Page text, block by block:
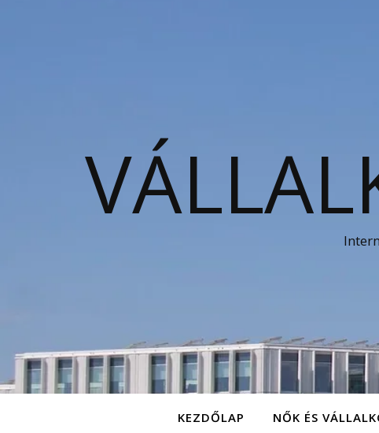
KEZDŐLAP NŐK ÉS